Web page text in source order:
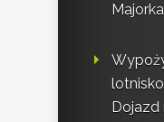
Majorka
Dojazd